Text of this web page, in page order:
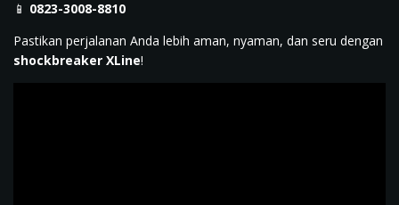
📱 0823-3008-8810
Pastikan perjalanan Anda lebih aman, nyaman, dan seru dengan
shockbreaker XLine!